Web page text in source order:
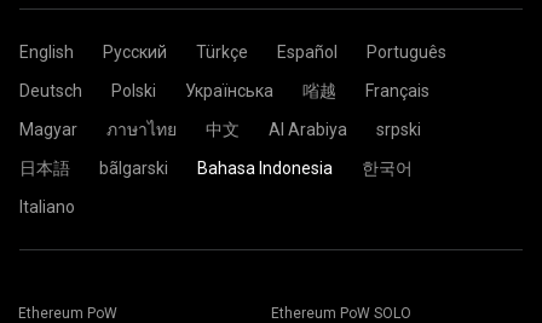
English Русский Türkçe Español
Português
Deutsch
Polski Українська 㗂越
Français
Magyar
ภาษาไทย 中文 Al Arabiya
srpski
日本語
bãlgarski Bahasa Indonesia
한국어
Italiano
Ethereum PoW
Ethereum PoW SOLO